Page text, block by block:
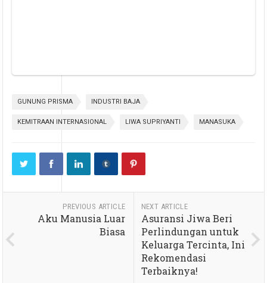
GUNUNG PRISMA INDUSTRI BAJA
KEMITRAAN INTERNASIONAL LIWA SUPRIYANTI MANASUKA
PREVIOUS ARTICLE
Aku Manusia Luar
Biasa
NEXT ARTICLE
Asuransi Jiwa Beri
Perlindungan untuk
Keluarga Tercinta, Ini
Rekomendasi
Terbaiknya!